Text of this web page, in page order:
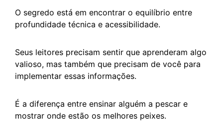
O segredo está em encontrar o equilíbrio entre
profundidade técnica e acessibilidade.
Seus leitores precisam sentir que aprenderam algo
valioso, mas também que precisam de você para
implementar essas informações.
É a diferença entre ensinar alguém a pescar e
mostrar onde estão os melhores peixes.